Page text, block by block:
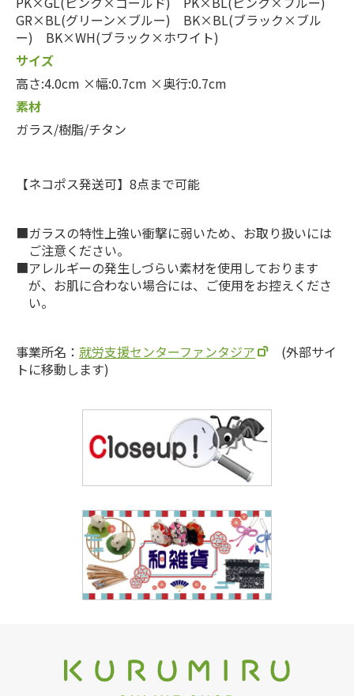
GR×BL(グリーン×ブルー) BK×BL(ブラック×ブル
ー) BK×WH(ブラック×ホワイト)
サイズ
高さ:4.0cm ×幅:0.7cm ×奥行:0.7cm
素材
ガラス/樹脂/チタン
【ネコポス発送可】8点まで可能
ガラスの特性上強い衝撃に弱いため、お取り扱いには
ご注意ください。
アレルギーの発生しづらい素材を使用しております
が、お肌に合わない場合には、ご使用をお控えくださ
い。
事業所名： 就労支援センターファンタジア
(外部サイ
トに移動します)